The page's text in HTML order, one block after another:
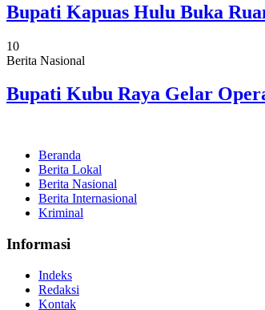
Bupati Kapuas Hulu Buka
10
Berita Nasional
Bupati Kubu Raya Gelar
Beranda
Berita Lokal
Berita Nasional
Berita Internasional
Kriminal
Informasi
Indeks
Redaksi
Kontak